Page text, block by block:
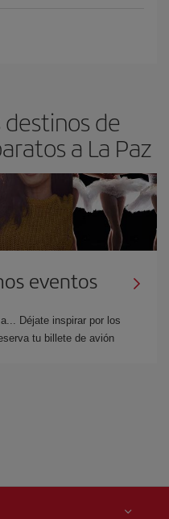
de
a La Paz
eventos
Déjate inspirar por los
tu billete de avión